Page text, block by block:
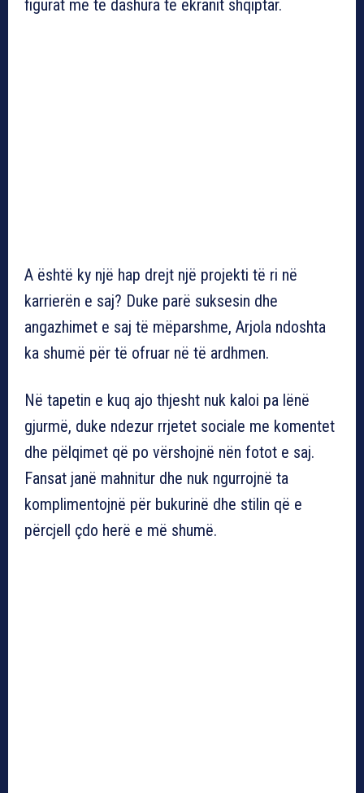
figurat më të dashura të ekranit shqiptar.
A është ky një hap drejt një projekti të ri në
karrierën e saj? Duke parë suksesin dhe
angazhimet e saj të mëparshme, Arjola ndoshta
ka shumë për të ofruar në të ardhmen.
Në tapetin e kuq ajo thjesht nuk kaloi pa lënë
gjurmë, duke ndezur rrjetet sociale me komentet
dhe pëlqimet që po vërshojnë nën fotot e saj.
Fansat janë mahnitur dhe nuk ngurrojnë ta
komplimentojnë për bukurinë dhe stilin që e
përcjell çdo herë e më shumë.